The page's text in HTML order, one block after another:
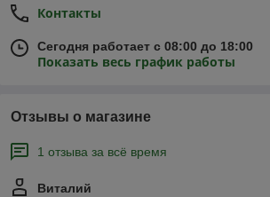
Контакты
Сегодня работает с 08:00 до 18:00
Показать весь график работы
Отзывы о магазине
1 отзыва за всё время
Виталий